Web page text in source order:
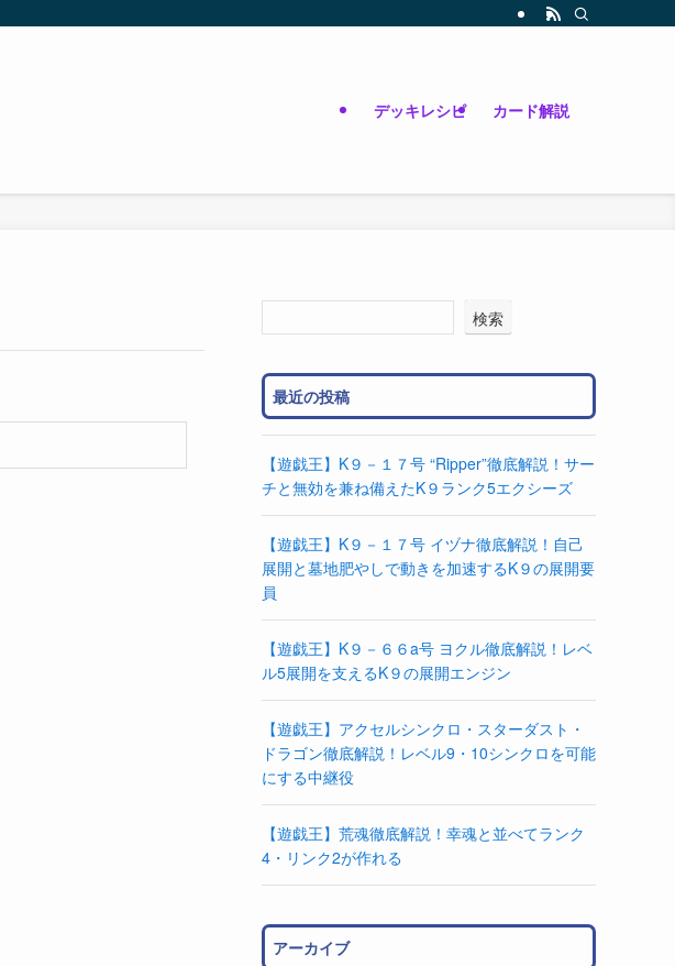
デッキレシピ カード解説
検索
最近の投稿
【遊戯王】K９－１７号 “Ripper”徹底解説！サー
チと無効を兼ね備えたK９ランク5エクシーズ
【遊戯王】K９－１７号 イヅナ徹底解説！自己
展開と墓地肥やしで動きを加速するK９の展開要
員
【遊戯王】K９－６６a号 ヨクル徹底解説！レベ
ル5展開を支えるK９の展開エンジン
【遊戯王】アクセルシンクロ・スターダスト・
ドラゴン徹底解説！レベル9・10シンクロを可能
にする中継役
【遊戯王】荒魂徹底解説！幸魂と並べてランク
4・リンク2が作れる
アーカイブ